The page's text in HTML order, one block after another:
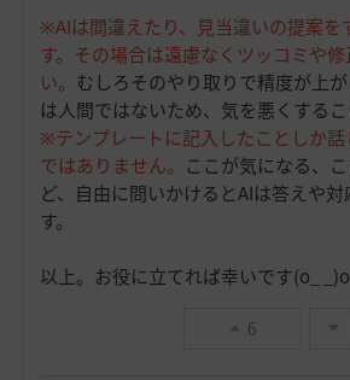
※AIは間違えたり、見当違いの提案を
す。その場合は遠慮なくツッコミや
い。 むしろそのやり取りで精度が上
は人間ではないため、気を悪くするこ
※テンプレートに記入したことしか
ではありません。 ここが気になる、
ど、自由に問いかけるとAIは答えや
す。
以上。お役に立てれば幸いです(o_ _)o
6